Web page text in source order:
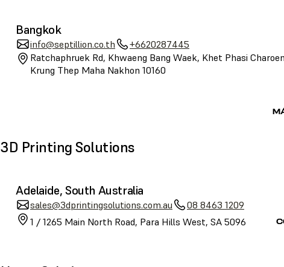
Bangkok
info@septillion.co.th
+6620287445
Ratchaphruek Rd, Khwaeng Bang Waek, Khet Phasi
Krung Thep Maha Nakhon 10160
3D Printing Solutions
Adelaide, South Australia
sales@3dprintingsolutions.com.au
08 8463 1209
1 / 1265 Main North Road, Para Hills West, SA 5096